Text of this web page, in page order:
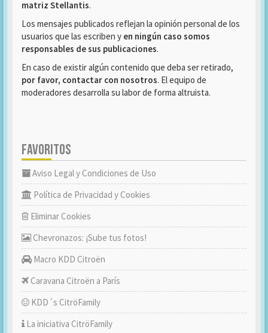
matriz Stellantis.
Los mensajes publicados reflejan la opinión personal de los
usuarios que las escriben y en ningún caso somos
responsables de sus publicaciones.
En caso de existir algún contenido que deba ser retirado,
por favor, contactar con nosotros. El equipo de
moderadores desarrolla su labor de forma altruista.
FAVORITOS
Aviso Legal y Condiciones de Uso
Política de Privacidad y Cookies
Eliminar Cookies
Chevronazos: ¡Sube tus fotos!
Macro KDD Citroën
Caravana Citroën a París
KDD´s CitröFamily
La iniciativa CitröFamily